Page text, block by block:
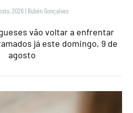
2026 | Rubén Gonçalves
vão voltar a enfrentar
já este domingo, 9 de
agosto